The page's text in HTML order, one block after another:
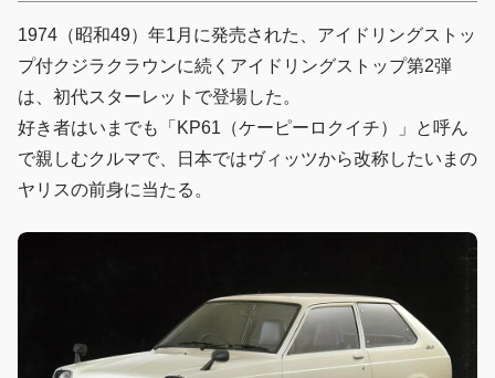
1974（昭和49）年1月に発売された、アイドリングストッ
プ付クジラクラウンに続くアイドリングストップ第2弾
は、初代スターレットで登場した。
好き者はいまでも「KP61（ケーピーロクイチ）」と呼ん
で親しむクルマで、日本ではヴィッツから改称したいまの
ヤリスの前身に当たる。